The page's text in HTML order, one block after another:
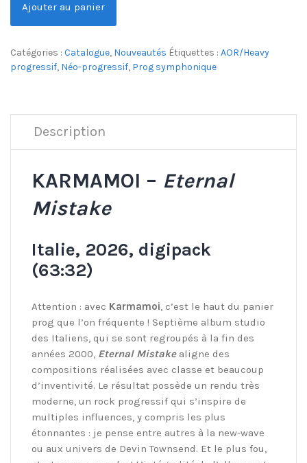
Ajouter au panier
Catégories : Catalogue, Nouveautés Étiquettes : AOR/Heavy
progressif, Néo-progressif, Prog symphonique
Description
KARMAMOI – Eternal
Mistake
Italie, 2026, digipack
(63:32)
Attention : avec Karmamoi, c’est le haut du panier
prog que l’on fréquente ! Septième album studio
des Italiens, qui se sont regroupés à la fin des
années 2000, Eternal Mistakealigne des
compositions réalisées avec classe et beaucoup
d’inventivité. Le résultat possède un rendu très
moderne, un rock progressif qui s’inspire de
multiples influences, y compris les plus
étonnantes : je pense entre autres à la new-wave
ou aux univers de Devin Townsend. Et le plus fou,